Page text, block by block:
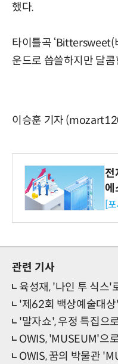
했다.
타이틀곡 ‘Bittersweet(
운드로 씁쓸하지만 달
이승훈 기자
전
에
환
[
관련 기사
육성재, '나인 투 식스'로
'제62회 백상예술대
'말자쇼', 우정 특집으
OWIS, 'MUSEUM'으
OWIS, 꿈의 박물관